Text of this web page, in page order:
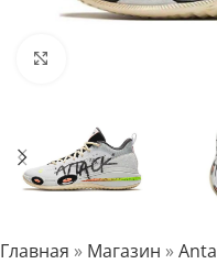
Главная » Магазин »Anta